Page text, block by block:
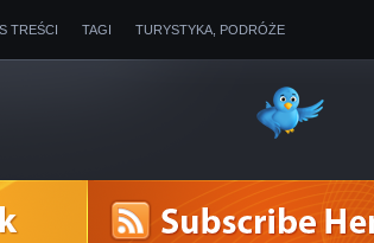
TREŚCI TAGI TURYSTYKA, PODRÓŻE